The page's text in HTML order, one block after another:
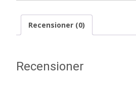
Recensioner (0)
Recensioner